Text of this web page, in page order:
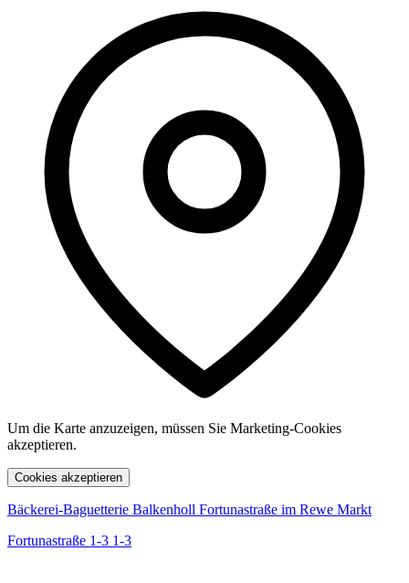
Um die Karte anzuzeigen, müssen Sie Marketing-Cookies
akzeptieren.
Cookies akzeptieren
Bäckerei-Baguetterie Balkenholl Fortunastraße im Rewe Markt
Fortunastraße 1-3 1-3